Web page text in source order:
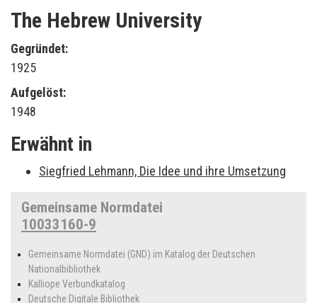
The Hebrew University
Gegründet:
1925
Aufgelöst:
1948
Erwähnt in
Siegfried Lehmann, Die Idee und ihre Umsetzung
Gemeinsame Normdatei
10033160-9
Gemeinsame Normdatei (GND) im Katalog der Deutschen
Nationalbibliothek
Kalliope Verbundkatalog
Deutsche Digitale Bibliothek